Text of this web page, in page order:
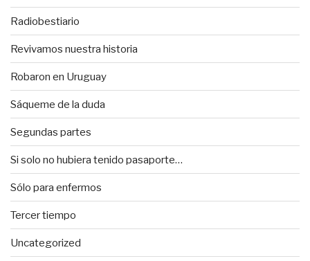
Radiobestiario
Revivamos nuestra historia
Robaron en Uruguay
Sáqueme de la duda
Segundas partes
Si solo no hubiera tenido pasaporte…
Sólo para enfermos
Tercer tiempo
Uncategorized